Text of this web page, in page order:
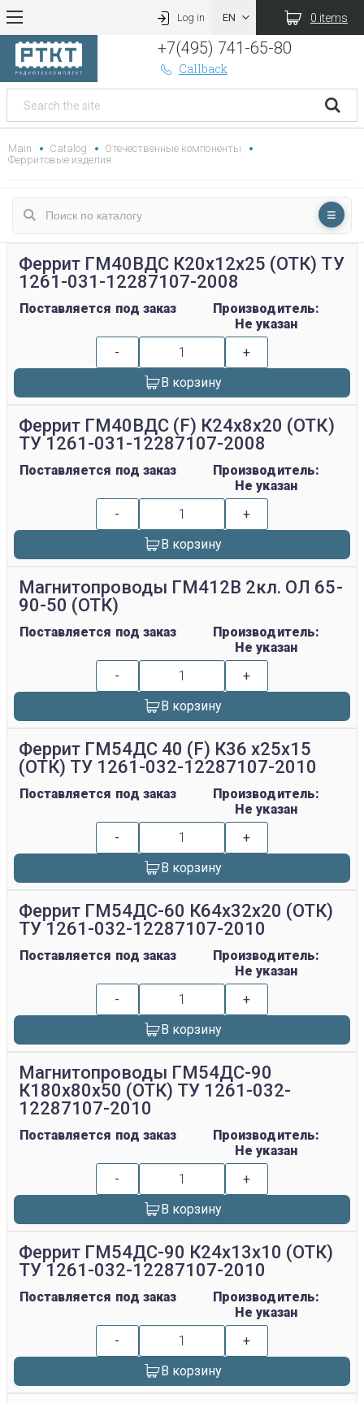
Log in 0 items
+7(495) 741-65-80
Callback
Main Catalog
Отечественные компоненты
Ферритовые изделия
Феррит ГМ40ВДС К20х12х25 (ОТК) ТУ
1261-031-12287107-2008
Поставляется под заказ
Производитель:
Не указан
-
+
В корзину
Феррит ГМ40ВДС (F) К24х8х20 (ОТК)
ТУ 1261-031-12287107-2008
Поставляется под заказ
Производитель:
Не указан
-
+
В корзину
Магнитопроводы ГМ412В 2кл. ОЛ 65-
90-50 (ОТК)
Поставляется под заказ
Производитель:
Не указан
-
+
В корзину
Феррит ГМ54ДС 40 (F) К36 х25х15
(ОТК) ТУ 1261-032-12287107-2010
Поставляется под заказ
Производитель:
Не указан
-
+
В корзину
Феррит ГМ54ДС-60 К64х32х20 (ОТК)
ТУ 1261-032-12287107-2010
Поставляется под заказ
Производитель:
Не указан
-
+
В корзину
Магнитопроводы ГМ54ДС-90
К180х80х50 (ОТК) ТУ 1261-032-
12287107-2010
Поставляется под заказ
Производитель:
Не указан
-
+
В корзину
Феррит ГМ54ДС-90 К24х13х10 (ОТК)
ТУ 1261-032-12287107-2010
Поставляется под заказ
Производитель:
Не указан
-
+
В корзину